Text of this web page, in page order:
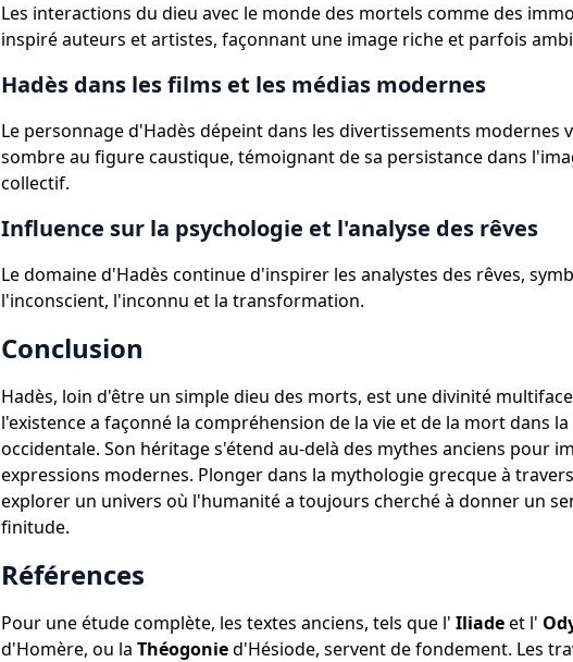
Les interactions du dieu avec le monde des mortels comme des
inspiré auteurs et artistes, façonnant une image riche et parfois
Hadès dans les films et les médias modernes
Le personnage d'Hadès dépeint dans les divertissements modernes
sombre au figure caustique, témoignant de sa persistance dans
collectif.
Influence sur la psychologie et l'analyse des rêves
Le domaine d'Hadès continue d'inspirer les analystes des rêves,
l'inconscient, l'inconnu et la transformation.
Conclusion
Hadès, loin d'être un simple dieu des morts, est une divinité
l'existence a façonné la compréhension de la vie et de la mort dans
occidentale. Son héritage s'étend au-delà des mythes anciens pour
expressions modernes. Plonger dans la mythologie grecque à
explorer un univers où l'humanité a toujours cherché à donner un
finitude.
Références
Pour une étude complète, les textes anciens, tels que l' Iliadeet l'
d'Homère, ou la Théogonied'Hésiode, servent de fondement. Les